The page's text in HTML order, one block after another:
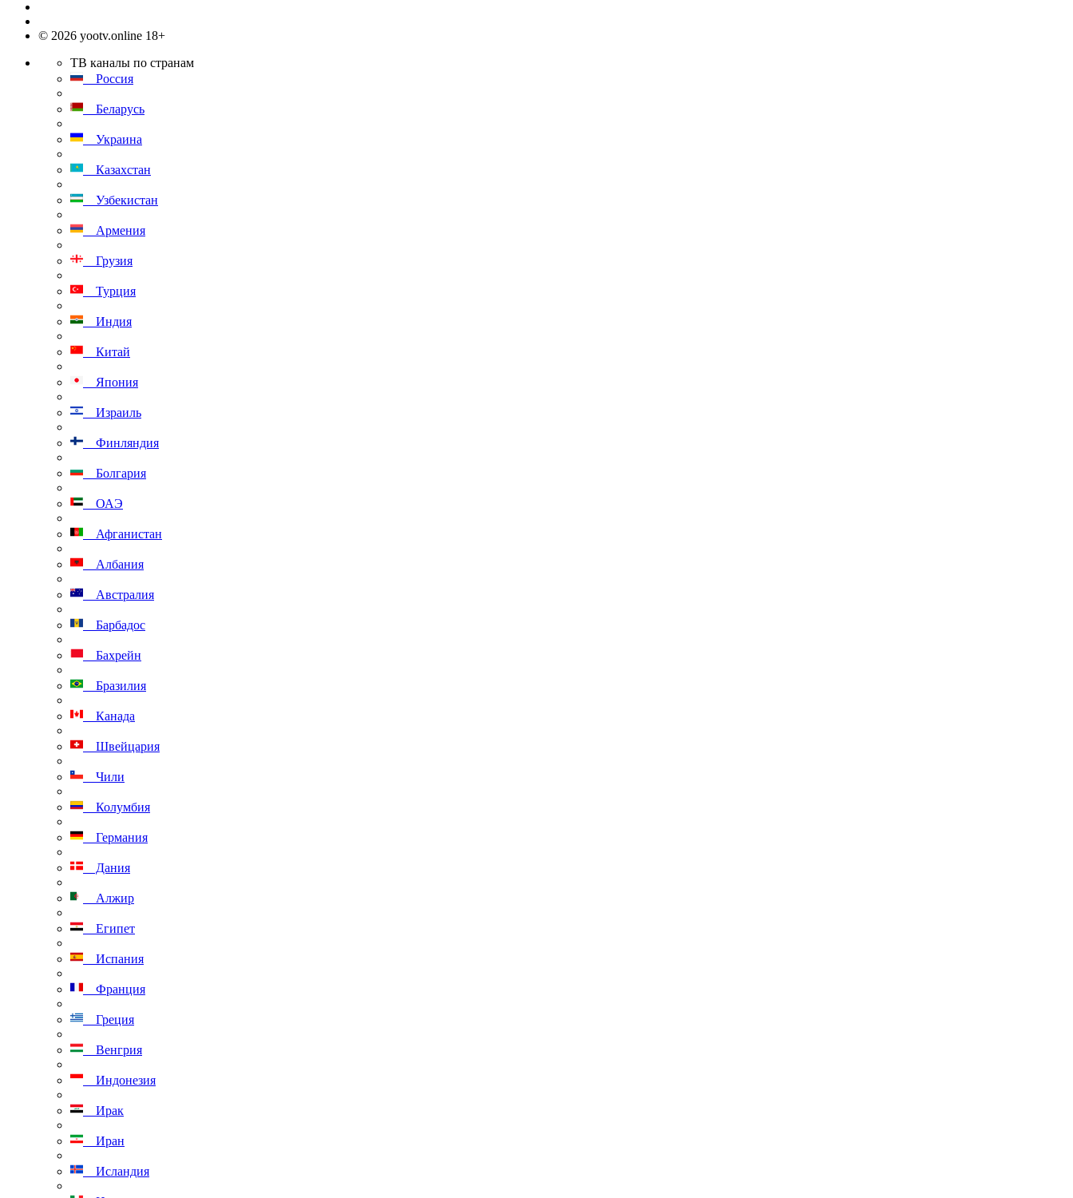
© 2026 yootv.online 18+
ТВ каналы по странам
Россия
Беларусь
Украина
Казахстан
Узбекистан
Армения
Грузия
Турция
Индия
Китай
Япония
Израиль
Финляндия
Болгария
ОАЭ
Афганистан
Албания
Австралия
Барбадос
Бахрейн
Бразилия
Канада
Швейцария
Чили
Колумбия
Германия
Дания
Алжир
Египет
Испания
Франция
Греция
Венгрия
Индонезия
Ирак
Иран
Исландия